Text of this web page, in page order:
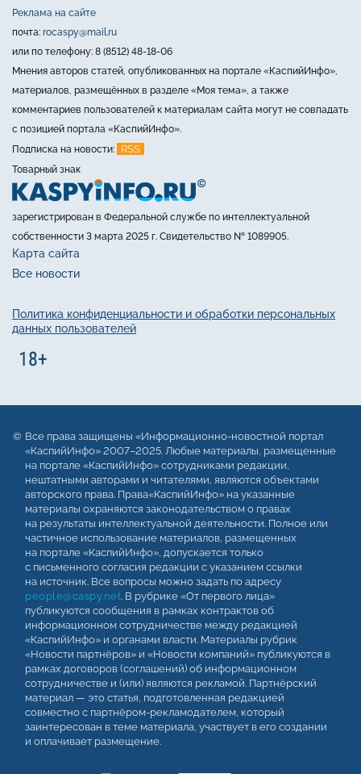
Реклама на сайте
почта: rocaspy@mail.ru
или по телефону: 8 (8512) 48-18-06
Мнения авторов статей, опубликованных на портале «КаспийИнфо»,
материалов, размещённых в разделе «Моя тема», а также
комментариев пользователей к материалам сайта могут не совпадать
с позицией портала «КаспийИнфо».
Подписка на новости:
RSS
Товарный знак
зарегистрирован в Федеральной службе по интеллектуальной
собственности 3 марта 2025 г. Свидетельство № 1089905.
Карта сайта
Все новости
Политика конфиденциальности и обработки персональных
данных пользователей
Все права защищены «Информационно-новостной портал
«КаспийИнфо» 2007–2025. Любые материалы, размещенные
на портале «КаспийИнфо» сотрудниками редакции,
нештатными авторами и читателями, являются объектами
авторского права. Права«КаспийИнфо» на указанные
материалы охраняются законодательством о правах
на результаты интеллектуальной деятельности. Полное или
частичное использование материалов, размещенных
на портале «КаспийИнфо», допускается только
с письменного согласия редакции с указанием ссылки
на источник. Все вопросы можно задать по адресу
people@caspy.net. В рубрике «От первого лица»
публикуются сообщения в рамках контрактов об
информационном сотрудничестве между редакцией
«КаспийИнфо» и органами власти. Материалы рубрик
«Новости партнёров» и «Новости компаний» публикуются в
рамках договоров (соглашений) об информационном
сотрудничестве и (или) являются рекламой. Партнёрский
материал — это статья, подготовленная редакцией
совместно с партнёром-рекламодателем, который
заинтересован в теме материала, участвует в его создании
и оплачивает размещение.